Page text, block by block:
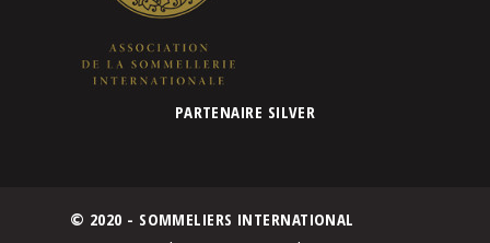
PARTENAIRE SILVER
© 2020 - SOMMELIERS INTERNATIONAL